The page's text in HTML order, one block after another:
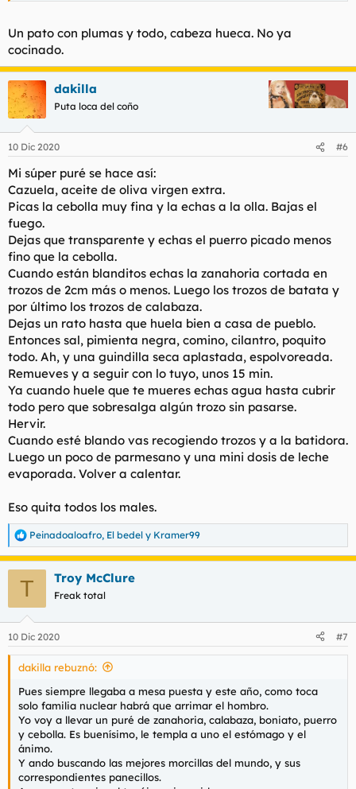
Un pato con plumas y todo, cabeza hueca. No ya
cocinado.
dakilla
Puta loca del coño
10 Dic 2020 #6
Mi súper puré se hace así:
Cazuela, aceite de oliva virgen extra.
Picas la cebolla muy fina y la echas a la olla. Bajas el
fuego.
Dejas que transparente y echas el puerro picado menos
fino que la cebolla.
Cuando están blanditos echas la zanahoria cortada en
trozos de 2cm más o menos. Luego los trozos de batata y
por último los trozos de calabaza.
Dejas un rato hasta que huela bien a casa de pueblo.
Entonces sal, pimienta negra, comino, cilantro, poquito
todo. Ah, y una guindilla seca aplastada, espolvoreada.
Remueves y a seguir con lo tuyo, unos 15 min.
Ya cuando huele que te mueres echas agua hasta cubrir
todo pero que sobresalga algún trozo sin pasarse.
Hervir.
Cuando esté blando vas recogiendo trozos y a la batidora.
Luego un poco de parmesano y una mini dosis de leche
evaporada. Volver a calentar.
Eso quita todos los males.
R
e
a
e
s
Peinadoaloafro, El bedel y Kramer99
T Troy McClure
Freak total
10 Dic 2020 #7
dakilla rebuznó:
Pues siempre llegaba a mesa puesta y este año, como toca
solo familia nuclear habrá que arrimar el hombro.
Yo voy a llevar un puré de zanahoria, calabaza, boniato, puerro
y cebolla. Es buenísimo, le templa a uno el estómago y el
ánimo.
Y ando buscando las mejores morcillas del mundo, y sus
correspondientes panecillos.